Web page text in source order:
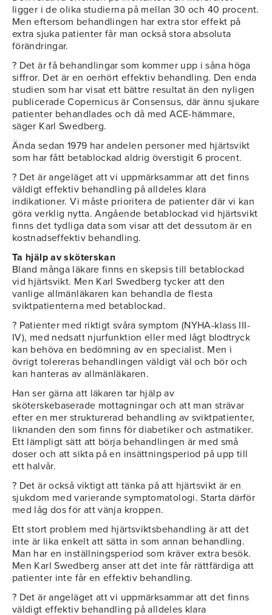
ligger i de olika studierna på mellan 30 och 40 procent.
Men eftersom behandlingen har extra stor effekt på
extra sjuka patienter får man också stora absoluta
förändringar.
? Det är få behandlingar som kommer upp i såna höga
siffror. Det är en oerhört effektiv behandling. Den enda
studien som har visat ett bättre resultat än den nyligen
publicerade Copernicus är Consensus, där ännu sjukare
patienter behandlades och då med ACE-hämmare,
säger Karl Swedberg.
Ända sedan 1979 har andelen personer med hjärtsvikt
som har fått betablockad aldrig överstigit 6 procent.
? Det är angeläget att vi uppmärksammar att det finns
väldigt effektiv behandling på alldeles klara
indikationer. Vi måste prioritera de patienter där vi kan
göra verklig nytta. Angående betablockad vid hjärtsvikt
finns det tydliga data som visar att det dessutom är en
kostnadseffektiv behandling.
Ta hjälp av sköterskan
Bland många läkare finns en skepsis till betablockad
vid hjärtsvikt. Men Karl Swedberg tycker att den
vanlige allmänläkaren kan behandla de flesta
sviktpatienterna med betablockad.
? Patienter med riktigt svåra symptom (NYHA-klass III-
IV), med nedsatt njurfunktion eller med lågt blodtryck
kan behöva en bedömning av en specialist. Men i
övrigt tolereras behandlingen väldigt väl och bör och
kan hanteras av allmänläkaren.
Han ser gärna att läkaren tar hjälp av
sköterskebaserade mottagningar och att man strävar
efter en mer strukturerad behandling av sviktpatienter,
liknanden den som finns för diabetiker och astmatiker.
Ett lämpligt sätt att börja behandlingen är med små
doser och att sikta på en insättningsperiod på upp till
ett halvår.
? Det är också viktigt att tänka på att hjärtsvikt är en
sjukdom med varierande symptomatologi. Starta därför
med låg dos för att vänja kroppen.
Ett stort problem med hjärtsviktsbehandling är att det
inte är lika enkelt att sätta in som annan behandling.
Man har en inställningsperiod som kräver extra besök.
Men Karl Swedberg anser att det inte får rättfärdiga att
patienter inte får en effektiv behandling.
? Det är angeläget att vi uppmärksammar att det finns
väldigt effektiv behandling på alldeles klara